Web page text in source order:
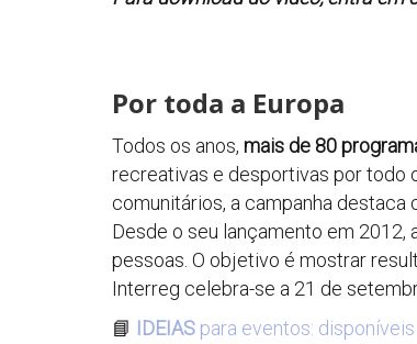
Por toda a Europa
Todos os anos, mais de 80
recreativas e desportivas por todo
comunitários, a campanha destaca
Desde o seu lançamento em
pessoas. O objetivo é mostrar
Interreg celebra-se a 21 de
📘
IDEIASpara eventos: disponíveis